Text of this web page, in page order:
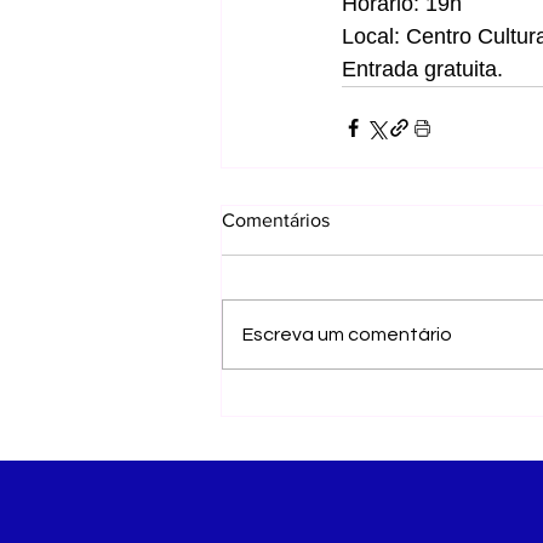
Local: Centro
Entrada gratuita.
Comentários
Escreva um comentário